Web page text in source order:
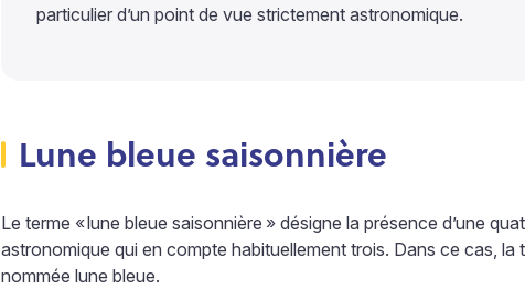
particulier d’un point de vue strictement astronomique.
Lune bleue saisonnière
Le terme «lune bleue saisonnière » désigne la présence d’une
astronomique qui en compte habituellement trois. Dans ce cas, la
nommée lune bleue.